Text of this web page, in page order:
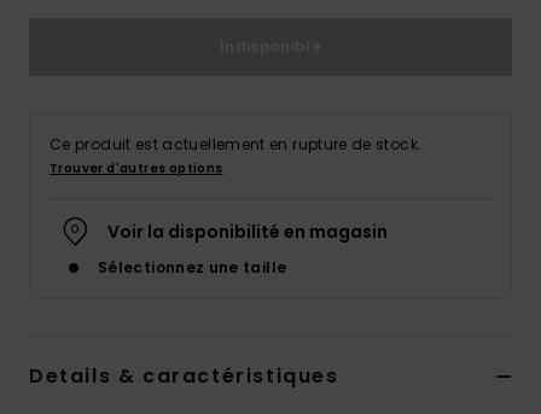
Ce produit est actuellement en rupture de stock.
Trouver d'autres options
Voir la disponibilité en magasin
Sélectionnez une taille
Details & caractéristiques